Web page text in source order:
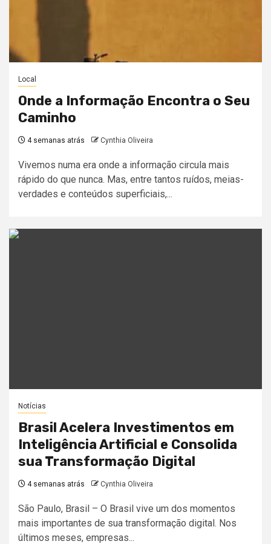
Local
Onde a Informação Encontra o Seu
Caminho
4 semanas atrás Cynthia Oliveira
Vivemos numa era onde a informação circula mais
rápido do que nunca. Mas, entre tantos ruídos, meias-
verdades e conteúdos superficiais,...
Notícias
Brasil Acelera Investimentos em
Inteligência Artificial e Consolida
sua Transformação Digital
4 semanas atrás Cynthia Oliveira
São Paulo, Brasil – O Brasil vive um dos momentos
mais importantes de sua transformação digital. Nos
últimos meses, empresas...